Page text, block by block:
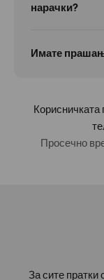
нарачки?
Имате
Корисничката
Просечно
За сите пратки